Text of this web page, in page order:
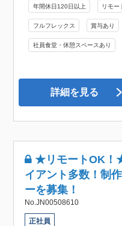
年間休日120日以上 リモー
フルフレックス 賞与あり
社員食堂・休憩スペースあり
詳細を見る
★リモートOK！
イアント多数！制
ーを募集！
No.JN00508610
正社員